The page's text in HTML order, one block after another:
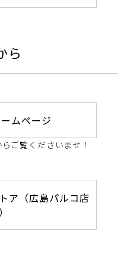
ら
ムページ
ご覧くださいませ！
ア（広島パルコ店